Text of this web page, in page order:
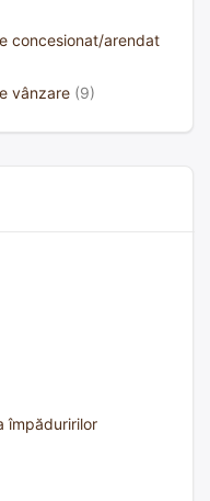
concesionat/arendat
vânzare (9)
împăduririlor